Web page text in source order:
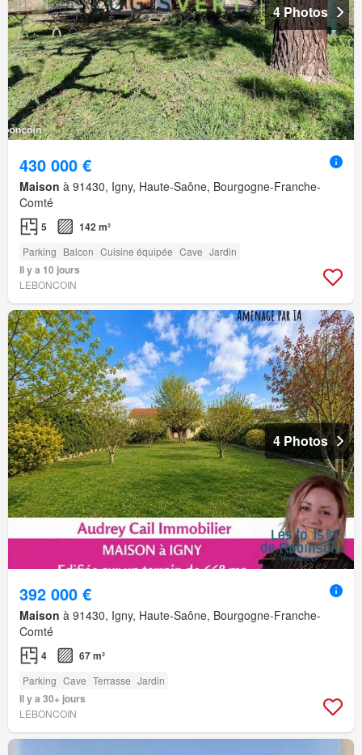
4 Photos
430 000 €
Maison à 91430, Igny, Haute-Saône, Bourgogne-Franche-
Comté
5 142 m²
Parking Balcon Cuisine équipée Cave Jardin
Il y a 10 jours
LEBONCOIN
4 Photos
392 000 €
Maison à 91430, Igny, Haute-Saône, Bourgogne-Franche-
Comté
4 67 m²
Parking Cave Terrasse Jardin
Il y a 30+ jours
LEBONCOIN